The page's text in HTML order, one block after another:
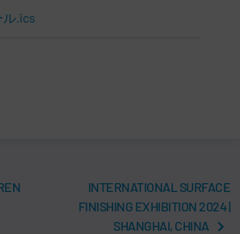
ル.ics
INTERNATIONAL SURFACE
FINISHING EXHIBITION 2024 |
SHANGHAI, CHINA